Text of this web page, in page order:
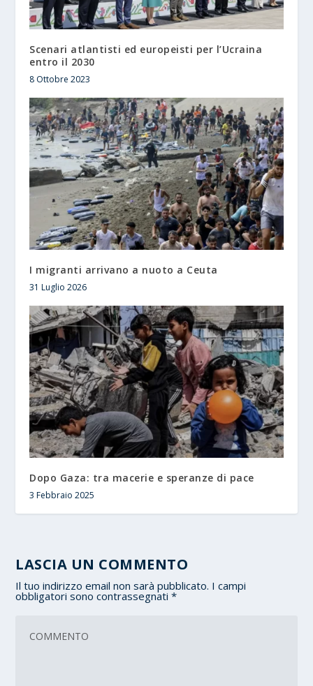
Scenari atlantisti ed europeisti per l’Ucraina
entro il 2030
8 Ottobre 2023
I migranti arrivano a nuoto a Ceuta
31 Luglio 2026
Dopo Gaza: tra macerie e speranze di pace
3 Febbraio 2025
LASCIA UN COMMENTO
Il tuo indirizzo email non sarà pubblicato. I campi
obbligatori sono contrassegnati*